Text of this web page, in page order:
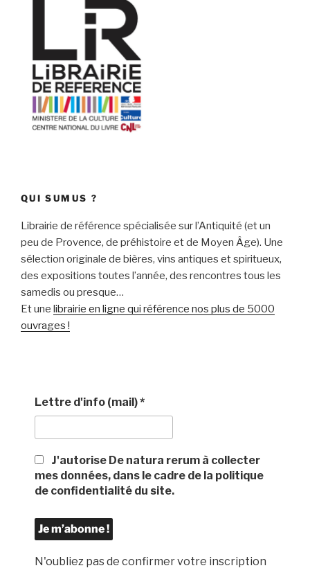
QUI SUMUS ?
Librairie de référence spécialisée sur l’Antiquité (et un
peu de Provence, de préhistoire et de Moyen Âge). Une
sélection originale de bières, vins antiques et spiritueux,
des expositions toutes l’année, des rencontres tous les
samedis ou presque…
Et une librairie en ligne qui référence nos plus de 5000
ouvrages !
Lettre d'info (mail)*
J'autorise De natura rerum à collecter
mes données, dans le cadre de la politique
de confidentialité du site.
N'oubliez pas de confirmer votre inscription